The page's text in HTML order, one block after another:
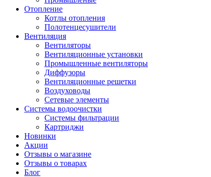
Отопление
Котлы отопления
Полотенцесушители
Вентиляция
Вентиляторы
Вентиляционные установки
Промышленные вентиляторы
Диффузоры
Вентиляционные решетки
Воздуховоды
Сетевые элементы
Системы водоочистки
Системы фильтрации
Картриджи
Новинки
Акции
Отзывы о магазине
Отзывы о товарах
Блог